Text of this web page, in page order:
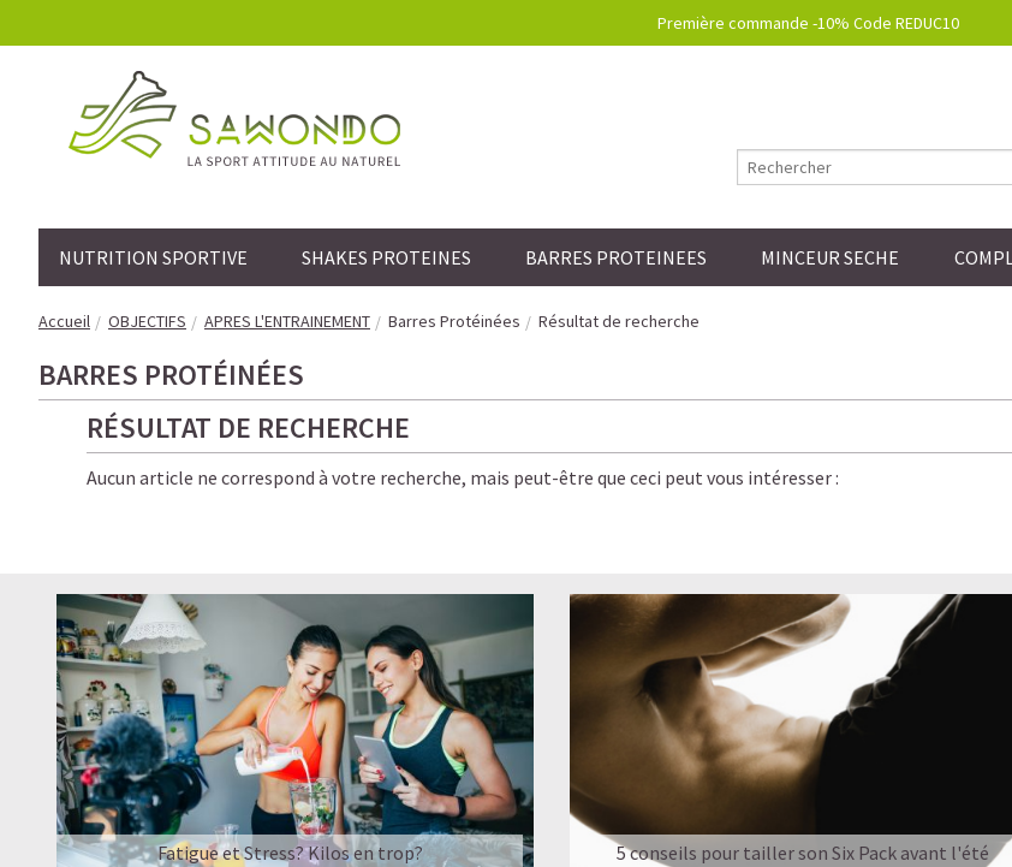
Première commande -10% Code REDUC10
NUTRITION SPORTIVE SHAKES PROTEINES BARRES PROTEINEES MINCEUR SECHE
Accueil OBJECTIFS APRES L'ENTRAINEMENT Barres Protéinées Résultat de recherche
BARRES PROTÉINÉES
RÉSULTAT DE RECHERCHE
Aucun article ne correspond à votre recherche, mais peut-être que ceci peut vous intéresser :
Fatigue et Stress? Kilos en trop?
5 conseils pour tailler son Six Pack avant l'été